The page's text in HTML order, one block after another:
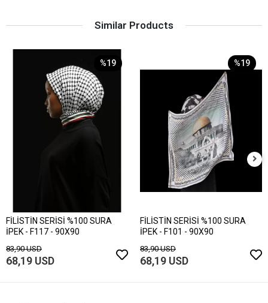
Similar Products
%19
FİLİSTİN SERİSİ %100 SURA
İPEK - F117 - 90X90
83,90 USD
68,19 USD
%19
FİLİSTİN SERİSİ %100 SURA
İPEK - F101 - 90X90
83,90 USD
68,19 USD